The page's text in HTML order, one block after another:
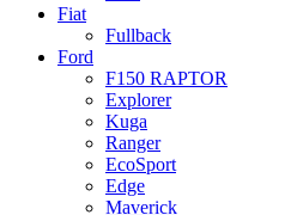
Fiat
Fullback
Ford
F150 RAPTOR
Explorer
Kuga
Ranger
EcoSport
Edge
Maverick